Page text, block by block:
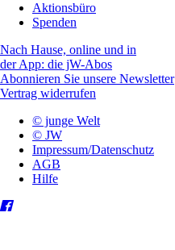
Aktionsbüro
Spenden
Nach Hause, online und in
der App: die jW-Abos
Abonnieren Sie unsere Newsletter
Vertrag widerrufen
© junge Welt
© JW
Impressum/Datenschutz
AGB
Hilfe